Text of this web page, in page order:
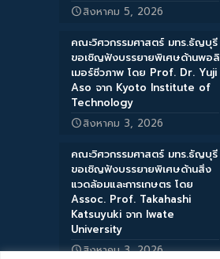
สิงหาคม 5, 2026
คณะวิศวกรรมศาสตร์ มทร.ธัญบุรี
ขอเชิญฟังบรรยายพิเศษด้านพอลิ
เมอร์ชีวภาพ โดย Prof. Dr. Yuji
Aso จาก Kyoto Institute of
Technology
สิงหาคม 3, 2026
คณะวิศวกรรมศาสตร์ มทร.ธัญบุรี
ขอเชิญฟังบรรยายพิเศษด้านสิ่ง
แวดล้อมและการเกษตร โดย
Assoc. Prof. Takahashi
Katsuyuki จาก Iwate
University
สิงหาคม 3, 2026